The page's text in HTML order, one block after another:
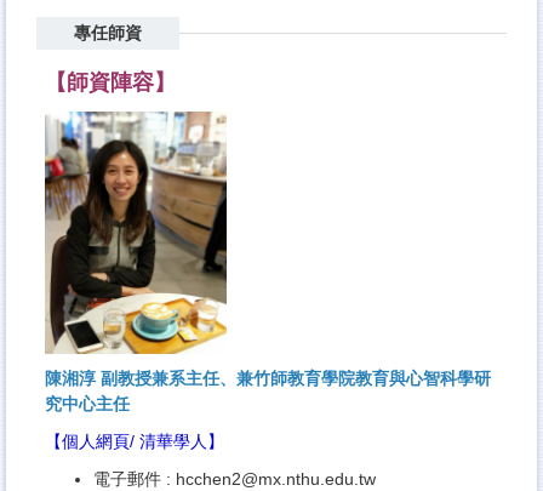
專任師資
【師資陣容】
陳湘淳 副教授兼系主任、兼竹師教育學院教育與心智科學研
究中心主任
【個人網頁/ 清華學人 】
電子郵件 : hcchen2@mx.nthu.edu.tw